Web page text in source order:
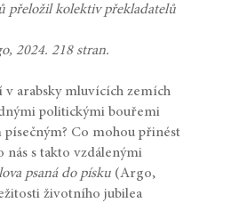
přeložil kolektiv překladatelů
2024. 218 stran.
v arabsky mluvících zemích
politickými bouřemi
Co mohou přinést
nás s takto vzdálenými
psaná do písku (Argo,
životního jubilea